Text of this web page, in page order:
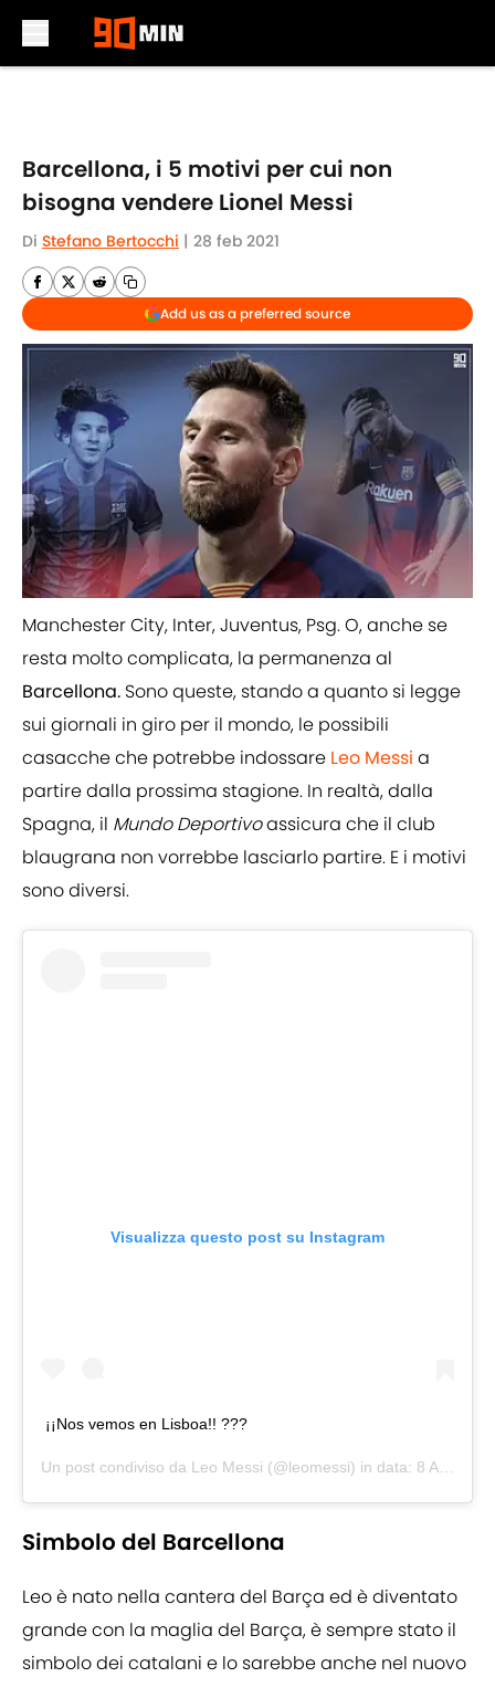
Barcellona, i 5 motivi per cui non
bisogna vendere Lionel Messi
Di Stefano Bertocchi | 28 feb 2021
Add us as a preferred source
Manchester City, Inter, Juventus, Psg. O, anche se
resta molto complicata, la permanenza al
Barcellona. Sono queste, stando a quanto si legge
sui giornali in giro per il mondo, le possibili
casacche che potrebbe indossare Leo Messi a
partire dalla prossima stagione. In realtà, dalla
Spagna, il Mundo Deportivoassicura che il club
blaugrana non vorrebbe lasciarlo partire. E i motivi
sono diversi.
Visualizza questo post su Instagram
¡¡Nos vemos en Lisboa!! ???
Un post condiviso da Leo Messi (@leomessi) in data: 8 Ago 2020 alle ore 3:02 PDT
Simbolo del Barcellona
Leo è nato nella cantera del Barça ed è diventato
grande con la maglia del Barça, è sempre stato il
simbolo dei catalani e lo sarebbe anche nel nuovo